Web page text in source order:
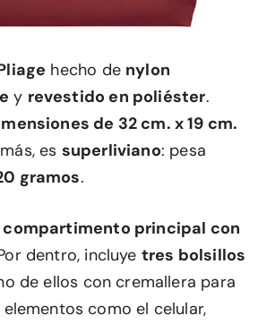
hecho de nylon
y revestido en poliéster.
de 32 cm. x 19 cm.
es superliviano: pesa
gramos.
compartimento principal con
dentro, incluye tres bolsillos
de ellos con cremallera para
como el celular,